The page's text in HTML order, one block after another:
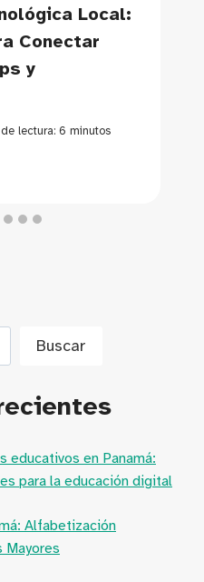
Local:
Conectar
y
lectura: 6 minutos
Buscar
educativos en Panamá:
para la educación digital
Alfabetización
Mayores